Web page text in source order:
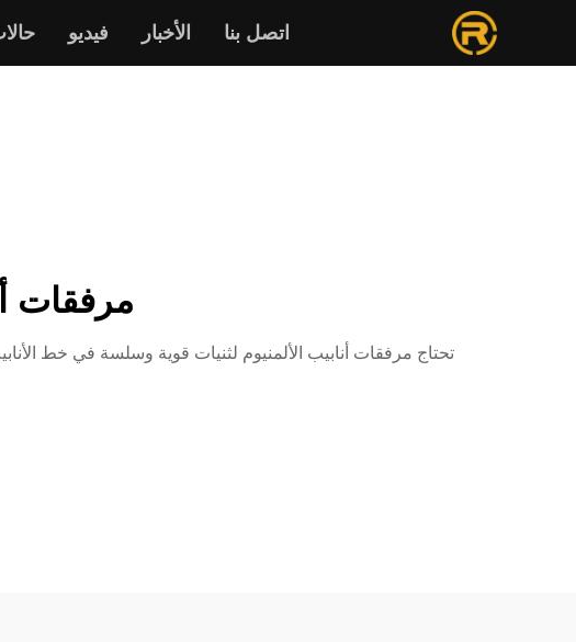
فيديو الأخبار اتصل بنا
مرفقات
تحتاج مرفقات أنابيب الألمنيوم لثنيات قوية وسلسة في خط